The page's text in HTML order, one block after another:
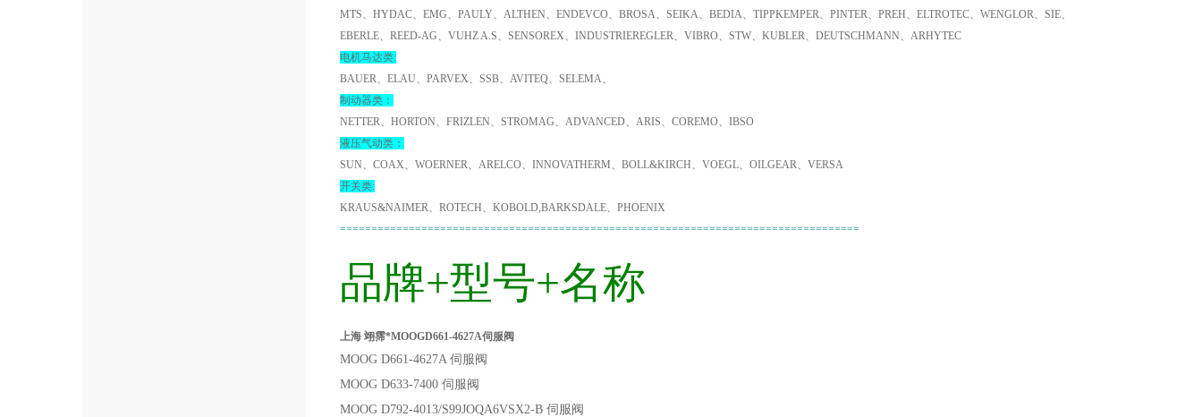
MTS、HYDAC、EMG、PAULY、ALTHEN、ENDEVCO、BROSA、SEIKA、BEDIA、TIPPKEMPER、PINTER、PREH、ELTROTEC、WENGLOR、SIE、
EBERLE、REED-AG、VUHZ A.S、SENSOREX、INDUSTRIEREGLER、VIBRO、STW、KUBLER、DEUTSCHMANN、ARHYTEC
电机马达类:
BAUER、ELAU、PARVEX、SSB、AVITEQ、SELEMA、
制动器类：
NETTER、HORTON、FRIZLEN、STROMAG、ADVANCED、ARIS、COREMO、IBSO
液压气动类：
SUN、COAX、WOERNER、ARELCO、INNOVATHERM、BOLL&KIRCH、VOEGL、OILGEAR、VERSA
开关类:
KRAUS&NAIMER、ROTECH、KOBOLD,BARKSDALE、PHOENIX
===================================================================================
品牌+型号+名称
上海 翊霈*MOOGD661-4627A伺服阀
MOOG D661-4627A 伺服阀
MOOG D633-7400 伺服阀
MOOG D792-4013/S99JOQA6VSX2-B 伺服阀